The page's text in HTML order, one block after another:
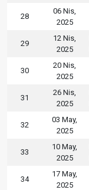
28
06 Nis,
2025
29
12 Nis,
2025
30
20 Nis,
2025
31
26 Nis,
2025
32
03 May,
2025
33
10 May,
2025
34
17 May,
2025